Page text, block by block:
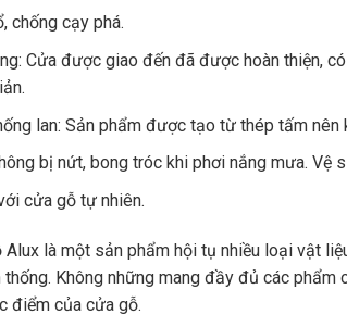
chống cạy phá.
Cửa được giao đến đã được hoàn thiện,
lan: Sản phẩm được tạo từ thép tấm nên
bị nứt, bong tróc khi phơi nắng mưa. Vệ
cửa gỗ tự nhiên.
Alux là một sản phẩm hội tụ nhiều loại vật
thống. Không những mang đầy đủ các
điểm của cửa gỗ.